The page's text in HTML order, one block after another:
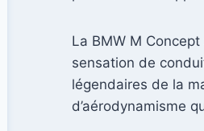
La BMW M
sensation de
légendaires de la
d’aérodynamisme